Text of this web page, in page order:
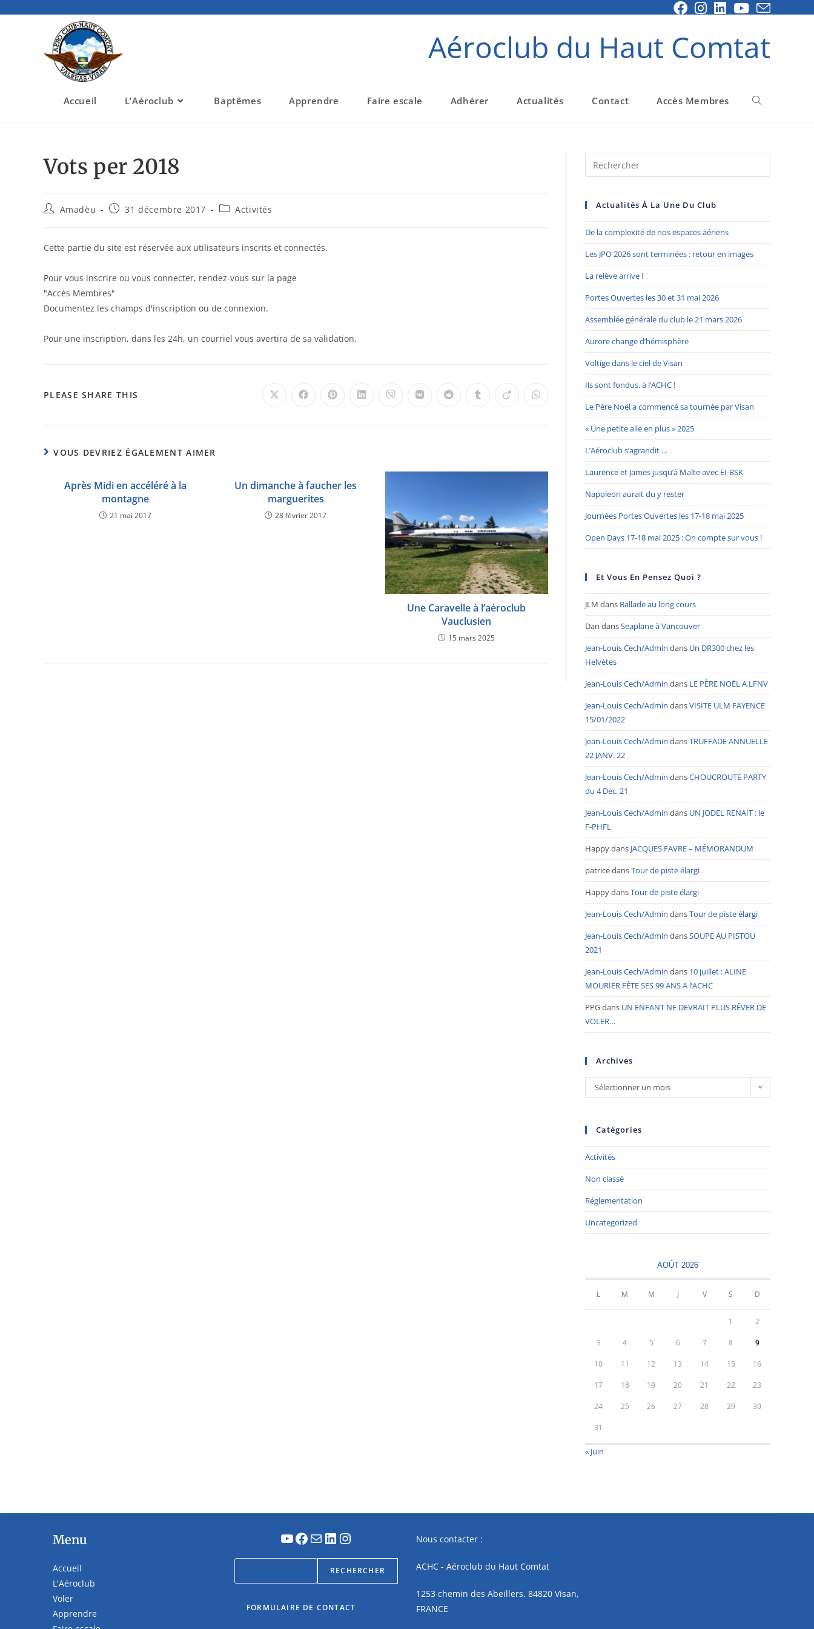
Aéroclub du Haut Comtat
Accueil L’Aéroclub Baptêmes Apprendre Faire escale Adhérer Actualités Contact Accès Membres
Vots per 2018
Amadèu 31 décembre 2017 Activités
Cette partie du site est réservée aux utilisateurs inscrits et connectés.
Pour vous inscrire ou vous connecter, rendez-vous sur la page
"Accès Membres"
Documentez les champs d'inscription ou de connexion.
Pour une inscription, dans les 24h, un courriel vous avertira de sa validation.
PLEASE SHARE THIS
VOUS DEVRIEZ ÉGALEMENT AIMER
Après Midi en accéléré à la
montagne
21 mai 2017
Un dimanche à faucher les
marguerites
28 février 2017
Une Caravelle à l’aéroclub
Vauclusien
15 mars 2025
Actualités À La Une Du Club
De la complexité de nos espaces aériens
Les JPO 2026 sont terminées : retour en images
La relève arrive !
Portes Ouvertes les 30 et 31 mai 2026
Assemblée générale du club le 21 mars 2026
Aurore change d’hémisphère
Voltige dans le ciel de Visan
Ils sont fondus, à l’ACHC !
Le Père Noël a commencé sa tournée par Visan
« Une petite aile en plus » 2025
L’Aéroclub s’agrandit …
Laurence et James jusqu’à Malte avec EI-BSK
Napoleon aurait du y rester
Journées Portes Ouvertes les 17-18 mai 2025
Open Days 17-18 mai 2025 : On compte sur vous !
Et Vous En Pensez Quoi ?
JLM dans Ballade au long cours
Dan dansSeaplane à Vancouver
Jean-Louis Cech/Admin dans Un DR300 chez les
Helvètes
Jean-Louis Cech/Admin dans LE PÈRE NOËL A LFNV
Jean-Louis Cech/Admin dansVISITE ULM FAYENCE
15/01/2022
Jean-Louis Cech/Admin dansTRUFFADE ANNUELLE
22 JANV. 22
Jean-Louis Cech/Admin dansCHOUCROUTE PARTY
du 4 Déc. 21
Jean-Louis Cech/Admin dans UN JODEL RENAIT : le
F-PHFL
Happydans JACQUES FAVRE – MÉMORANDUM
patricedansTour de piste élargi
HappydansTour de piste élargi
Jean-Louis Cech/Admin dansTour de piste élargi
Jean-Louis Cech/Admin dansSOUPE AU PISTOU
2021
Jean-Louis Cech/Admin dans 10 juillet : ALINE
MOURIER FÊTE SES 99 ANS A l’ACHC
PPGdans UN ENFANT NE DEVRAIT PLUS RÊVER DE
VOLER…
Archives
Sélectionner un mois
Catégories
Activités
Non classé
Réglementation
Uncategorized
AOÛT 2026
L M M J V S D
1 2
3 4 5 6 7 8 9
10 11 12 13 14 15 16
17 18 19 20 21 22 23
24 25 26 27 28 29 30
31
« Juin
Menu
Accueil
L'Aéroclub
Voler
Apprendre
RECHERCHER
FORMULAIRE DE CONTACT
Nous contacter :
ACHC - Aéroclub du Haut Comtat
1253 chemin des Abeillers, 84820 Visan,
FRANCE